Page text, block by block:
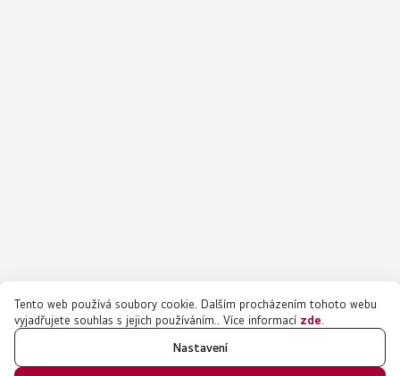
Tento web používá soubory cookie. Dalším procházením tohoto webu
vyjadřujete souhlas s jejich používáním.. Více informací zde
Nastavení